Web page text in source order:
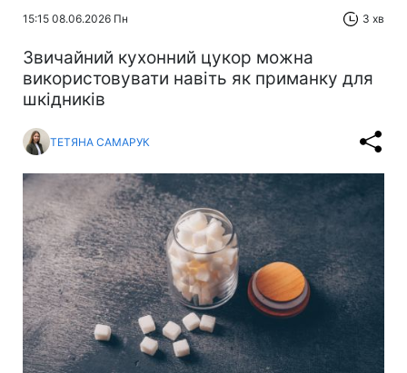
15:15 08.06.2026 Пн 3 хв
Звичайний кухонний цукор можна
використовувати навіть як приманку для
шкідників
ТЕТЯНА САМАРУК